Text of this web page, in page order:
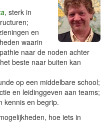
, sterk in
en
waarin
naar de noden achter
beste naar buiten kan
op een middelbare school;
en leidinggeven aan teams;
kennis en begrip.
hoe iets in